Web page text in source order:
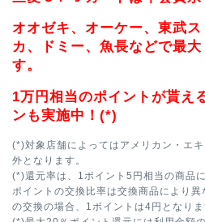
オオゼキ、オーケー、東武
カ、ドミー、魚長などで最
す。
1万円相当のポイントが貰え
ンも実施中！(*)
(*)対象店舗によってはアメリカン・エ
外となります。
(*)還元率は、1ポイント5円相当の商品
ポイントの交換比率は交換商品により
の交換の場合、1ポイントは4円となりま